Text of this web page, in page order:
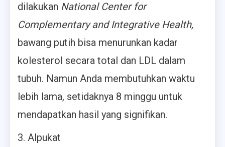
dilakukan National Center for
Complementary and Integrative Health,
bawang putih bisa menurunkan kadar
kolesterol secara total dan LDL dalam
tubuh. Namun Anda membutuhkan waktu
lebih lama, setidaknya 8 minggu untuk
mendapatkan hasil yang signifikan.
Alpukat